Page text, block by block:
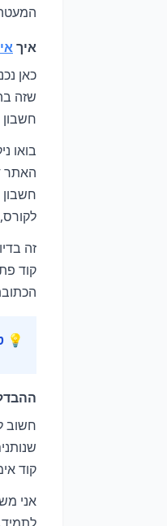
איך
כאן
שזה
בואו
האתר
קוד
💡
חשוב
קוד
אני